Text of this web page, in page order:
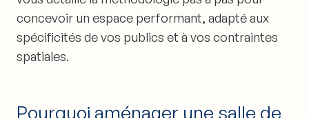
concevoir un espace performant, adapté aux
spécificités de vos publics et à vos contraintes
spatiales.
Pourquoi aménager une salle de